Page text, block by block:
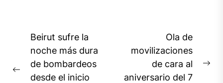
Navegación
entradas
Previous
Beirut sufre la
noche más dura
de bombardeos
desde el inicio
Ola de
movilizaciones
de cara al
aniversario del 7